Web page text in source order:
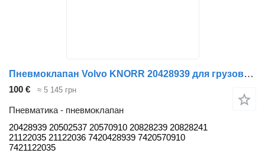
Пневмоклапан Volvo KNORR 20428939 для грузовика Volvo IVECO RVI
100 € ≈ 5 145 грн
Пневматика - пневмоклапан
20428939 20502537 20570910 20828239 20828241
21122035 21122036 7420428939 7420570910
7421122035